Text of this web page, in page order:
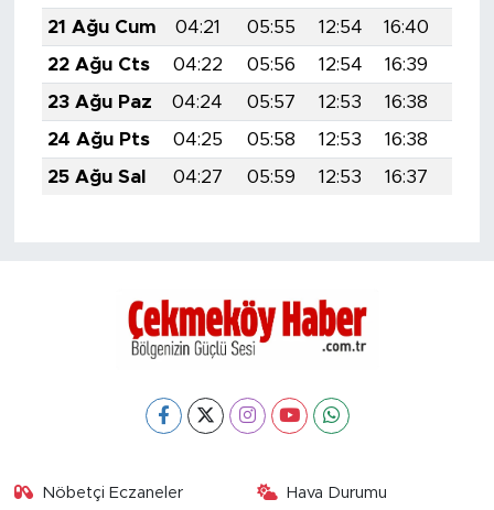
21 Ağu Cum
04:21 05:55 12:54 16:40
22 Ağu Cts
04:22 05:56 12:54 16:39
23 Ağu Paz
04:24 05:57 12:53 16:38
24 Ağu Pts
04:25 05:58 12:53 16:38
25 Ağu Sal
04:27 05:59 12:53 16:37
Nöbetçi Eczaneler Hava Durumu